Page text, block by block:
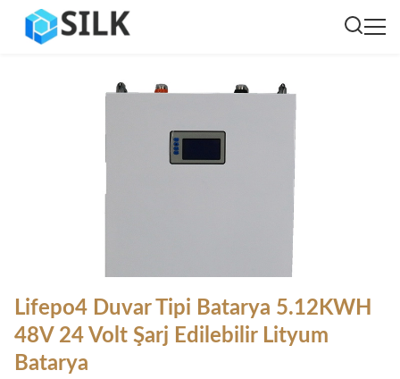
Lifepo4 Duvar Tipi Batarya 5.12KWH
48V 24 Volt Şarj Edilebilir Lityum
Batarya